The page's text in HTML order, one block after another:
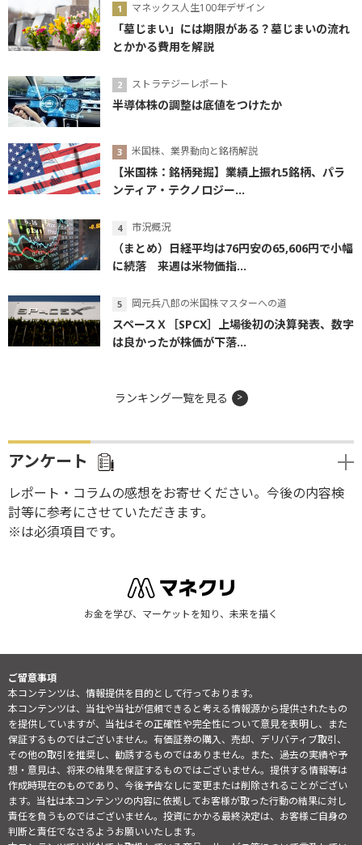
マネックス人生100年デザイン
「墓じまい」には期限がある？墓じまいの流れ
とかかる費用を解説
ストラテジーレポート
半導体株の調整は底値をつけたか
米国株、業界動向と銘柄解説
【米国株：銘柄発掘】業績上振れ5銘柄、パラ
ンティア・テクノロジー...
市況概況
（まとめ）日経平均は76円安の65,606円で小幅
に続落 来週は米物価指...
岡元兵八郎の米国株マスターへの道
スペースＸ［SPCX］上場後初の決算発表、数字
は良かったが株価が下落...
ランキング一覧を見る
アンケート
レポート・コラムの感想をお寄せください。今後の内容検
討等に参考にさせていただきます。
※は必須項目です。
お金を学び、マーケットを知り、未来を描く
ご留意事項
本コンテンツは、情報提供を目的として行っております。
本コンテンツは、当社や当社が信頼できると考える情報源から提供されたもの
を提供していますが、当社はその正確性や完全性について意見を表明し、また
保証するものではございません。有価証券の購入、売却、デリバティブ取引、
その他の取引を推奨し、勧誘するものではありません。また、過去の実績や予
想・意見は、将来の結果を保証するものではございません。提供する情報等は
作成時現在のものであり、今後予告なしに変更または削除されることがござい
ます。当社は本コンテンツの内容に依拠してお客様が取った行動の結果に対し
責任を負うものではございません。投資にかかる最終決定は、お客様ご自身の
判断と責任でなさるようお願いいたします。